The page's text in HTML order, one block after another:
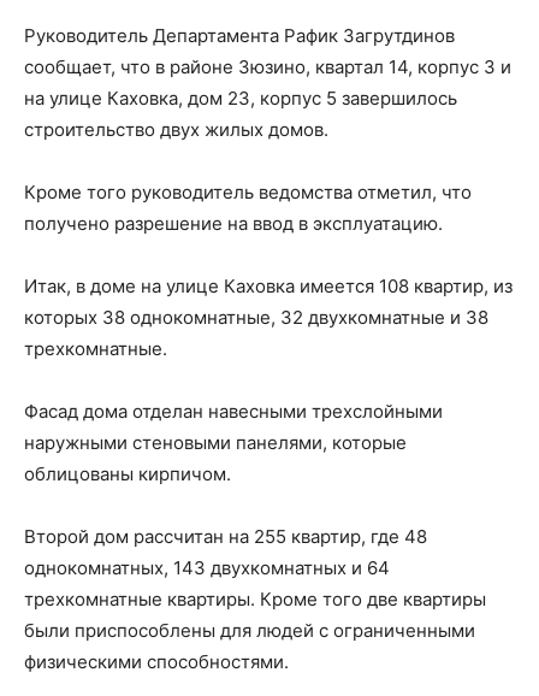
Руководитель Департамента Рафик Загрутдинов
сообщает, что в районе Зюзино, квартал 14, корпус 3 и
на улице Каховка, дом 23, корпус 5 завершилось
строительство двух жилых домов.
Кроме того руководитель ведомства отметил, что
получено разрешение на ввод в эксплуатацию.
Итак, в доме на улице Каховка имеется 108 квартир, из
которых 38 однокомнатные, 32 двухкомнатные и 38
трехкомнатные.
Фасад дома отделан навесными трехслойными
наружными стеновыми панелями, которые
облицованы кирпичом.
Второй дом рассчитан на 255 квартир, где 48
однокомнатных, 143 двухкомнатных и 64
трехкомнатные квартиры. Кроме того две квартиры
были приспособлены для людей с ограниченными
физическими способностями.